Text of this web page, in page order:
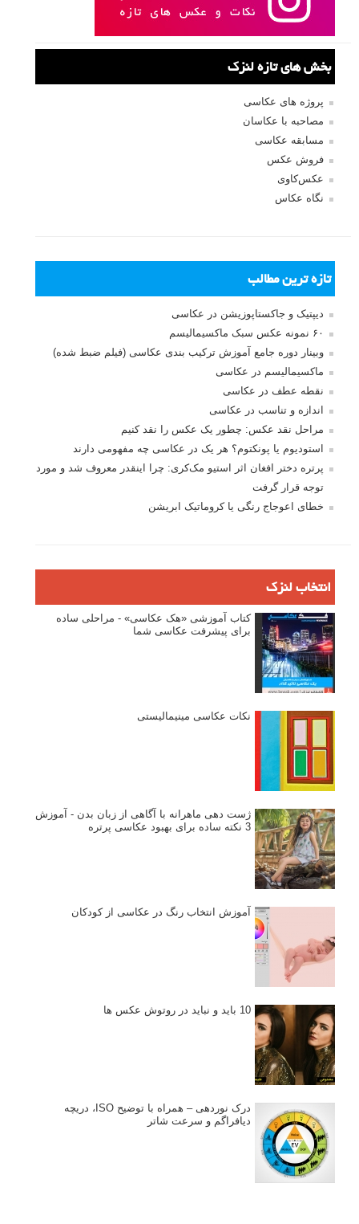
بخش های تازه لنزک
پروژه های عکاسی
مصاحبه با عکاسان
مسابقه عکاسی
فروش عکس
عکس‌کاوی
نگاه عکاس
تازه ترین مطالب
دیپتیک و جاکستا‌پوزیشن در عکاسی
۶۰ نمونه عکس سبک ماکسیمالیسم
وبینار دوره جامع آموزش ترکیب بندی عکاسی (فیلم ضبط شده)
ماکسیمالیسم در عکاسی
نقطه عطف در عکاسی
اندازه و تناسب در عکاسی
مراحل نقد عکس: چطور یک عکس را نقد کنیم
استودیوم یا پونکتوم؟ هر یک در عکاسی چه مفهومی دارند
پرتره دختر افغان اثر استیو مک‌کری: چرا اینقدر معروف شد و مورد
توجه قرار گرفت
خطای اعوجاج رنگی یا کروماتیک ابریشن
انتخاب لنزک
کتاب آموزشی «هک عکاسی» - مراحلی ساده
برای پیشرفت عکاسی شما
نکات عکاسی مینیمالیستی
ژست دهی ماهرانه با آگاهی از زبان بدن - آموزش
3 نکته ساده برای بهبود عکاسی پرتره
آموزش انتخاب رنگ در عکاسی از کودکان
10 باید و نباید در روتوش عکس ها
درک نوردهی – همراه با توضیح ISO، دریچه
دیافراگم و سرعت شاتر